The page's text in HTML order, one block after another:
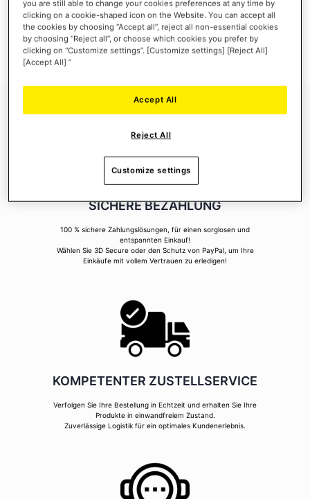
Ihre Anmeldung hat viele Vorteile: schnellerer Bestellvorgang, speichern von mehreren
Adressen, Sendungsverfolgung und vieles mehr.
EIN KONTO ERSTELLEN
SICHERE BEZAHLUNG
100 % sichere Zahlungslösungen, für einen sorglosen und
entspannten Einkauf!
Wählen Sie 3D Secure oder den Schutz von PayPal, um Ihre
Einkäufe mit vollem Vertrauen zu erledigen!
KOMPETENTER ZUSTELLSERVICE
Verfolgen Sie Ihre Bestellung in Echtzeit und erhalten Sie Ihre
Produkte in einwandfreiem Zustand.
Zuverlässige Logistik für ein optimales Kundenerlebnis.
you are still able to change your cookies preferences at any time by
clicking on a cookie-shaped icon on the Website. You can accept all
the cookies by choosing “Accept all”, reject all non-essential cookies
by choosing “Reject all”, or choose which cookies you prefer by
clicking on “Customize settings”. [Customize settings] [Reject All]
[Accept All] ”
Reject All
Accept All
Customize settings